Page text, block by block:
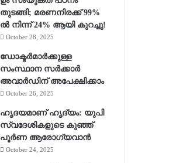
തുടങ്ങി; മരണനിരക്ക് 99%
ൽ നിന്ന് 24% ആയി കുറച്ചു!
October 28, 2025
ഡോക്ടർമാർക്കുള്ള
സംസ്ഥാന സർക്കാർ
അവാർഡിന് അപേക്ഷിക്കാം
October 26, 2025
ഹൃദയമാണ് ഹൃദ്യം: യുപി
സ്വദേശികളുടെ കുഞ്ഞ്
പൂര്‍ണ ആരോഗ്യവാന്‍
October 24, 2025